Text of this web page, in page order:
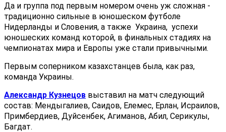
Да и группа под первым номером очень уж сложная -
традиционно сильные в юношеском футболе
Нидерланды и Словения, а также Украина, успехи
юношеских команд которой, в финальных стадиях на
чемпионатах мира и Европы уже стали привычными.
Первым соперником казахстанцев была, как раз,
команда Украины.
Александр Кузнецов выставил на матч следующий
состав: Мендыгалиев, Саидов, Елемес, Ерлан, Исраилов,
Примбердиев, Дуйсенбек, Агиманов, Абил, Серикулы,
Багдат.